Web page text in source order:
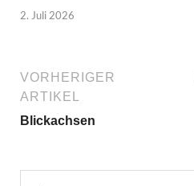
2. Juli 2026
VORHERIGER
ARTIKEL
Blickachsen